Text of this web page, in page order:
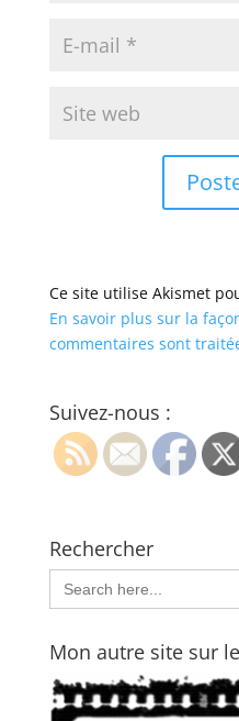
Ce site utilise Akismet
En savoir plus sur la
commentaires sont
Suivez-nous :
Rechercher
Search
for:
Mon autre site sur